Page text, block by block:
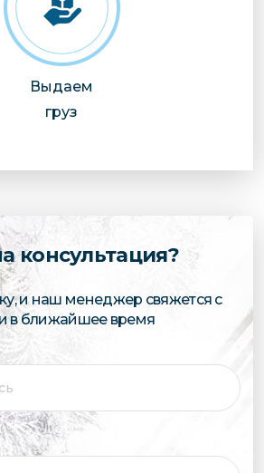
Выдаем
груз
консультация?
и наш менеджер свяжется с
в ближайшее время